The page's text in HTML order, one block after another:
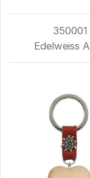
350001
Edelweiss